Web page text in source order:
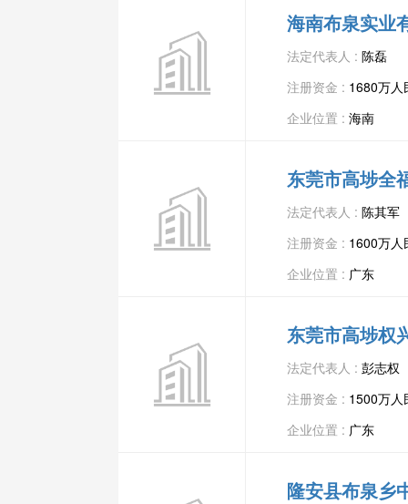
海南布泉实业
法定代表人 : 陈磊
注册资金 : 1680万人
企业位置 : 海南
东莞市高埗全
法定代表人 : 陈其军
注册资金 : 1600万人
企业位置 : 广东
东莞市高埗权
法定代表人 : 彭志权
注册资金 : 1500万人
企业位置 : 广东
隆安县布泉乡